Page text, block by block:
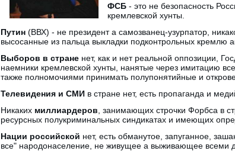
ФСБ - это не безопасность
кремлевской хунты.
Путин (ВВХ) - не президент а самозванец-узурпатор,
высосанные из пальца выкладки подконтрольных кремлю
Выборов в стране нет, как и нет реальной оппозиции,
наемники кремлевской хунты, нанятые через имитацию
также полномочиями принимать полупонятийные и
Телевидения и СМИ в стране нет, есть пропаганда и
Никаких миллиардеров , занимающих строчки Форбса в
ресурсных полукриминальных синдикатах и имеющих
Нации российской нет, есть обманутое, запуганное,
все" народонаселение, не живущее а выживающее всеми